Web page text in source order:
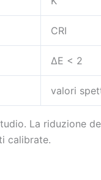
CRI
ΔE < 2
valori
La riduzione
calibrate.